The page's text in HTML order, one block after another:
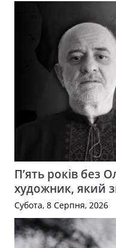
П’ять років без
художник, який
Субота, 8 Серпня, 2026